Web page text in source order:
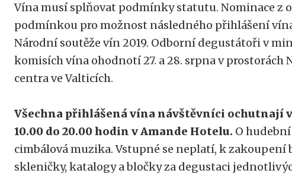
Vína musí splňovat podmínky statutu. Nominace z
podmínkou pro možnost následného přihlášení
Národní soutěže vín 2019. Odborní degustátoři v
komisích vína ohodnotí 27. a 28. srpna v prostorách
centra ve Valticích.
Všechna přihlášená vína návštěvníci ochutnají v
10.00 do 20.00 hodin v Amande Hotelu. O
cimbálová muzika. Vstupné se neplatí, k zakoupení
skleničky, katalogy a bločky za degustaci